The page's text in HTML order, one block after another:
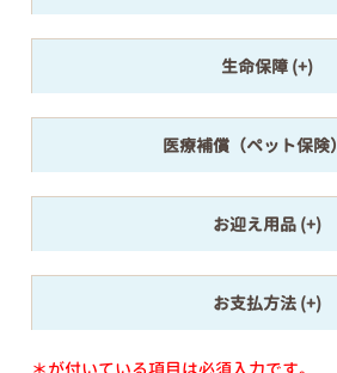
生命保障
医療補償（ペット保険）
お迎え用品
お支払方法